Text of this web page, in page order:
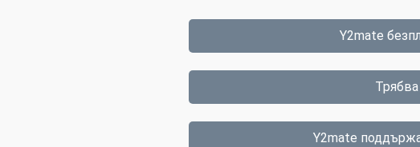
Y2mate
Y2mate